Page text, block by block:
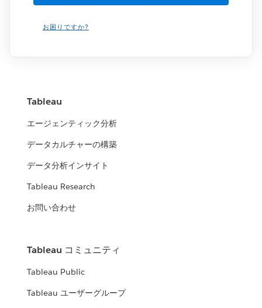
お困りですか?
Tableau
エージェンティック分析
データカルチャーの構築
データ分析インサイト
Tableau Research
お問い合わせ
Tableau コミュニティ
Tableau Public
Tableau ユーザーグループ